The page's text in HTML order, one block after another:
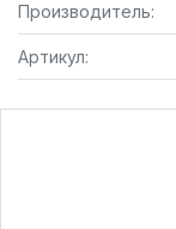
Производитель:
Артикул: